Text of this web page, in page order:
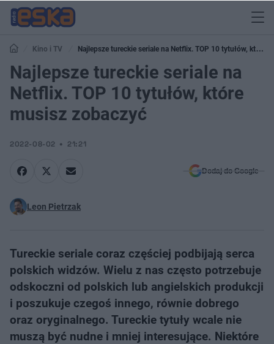
Kino i TV
Najlepsze tureckie seriale na Netflix. TOP 10 tytułów, które
musisz zobaczyć
Najlepsze tureckie seriale na
Netflix. TOP 10 tytułów, które
musisz zobaczyć
2022-08-02 21:21
Dodaj do Google
Leon Pietrzak
Tureckie seriale coraz częściej podbijają serca
polskich widzów. Wielu z nas często potrzebuje
odskoczni od polskich lub angielskich produkcji
i poszukuje czegoś innego, równie dobrego
oraz oryginalnego. Tureckie tytuły wcale nie
muszą być nudne i mniej interesujące. Niektóre